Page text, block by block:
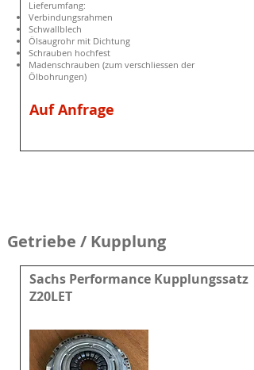
Lieferumfang:
Verbindungsrahmen
Schwallblech
Ölsaugrohr mit Dichtung
Schrauben hochfest
Madenschrauben (zum verschliessen der
Ölbohrungen)
Auf Anfrage
Getriebe / Kupplung
Sachs Performance Kupplungssatz
Z20LET